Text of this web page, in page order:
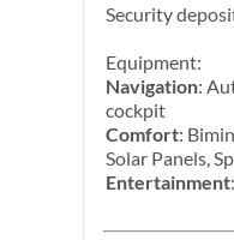
Security
Equipment:
Navigation:
cockpit
Comfort:
Solar Panels,
Entertainment